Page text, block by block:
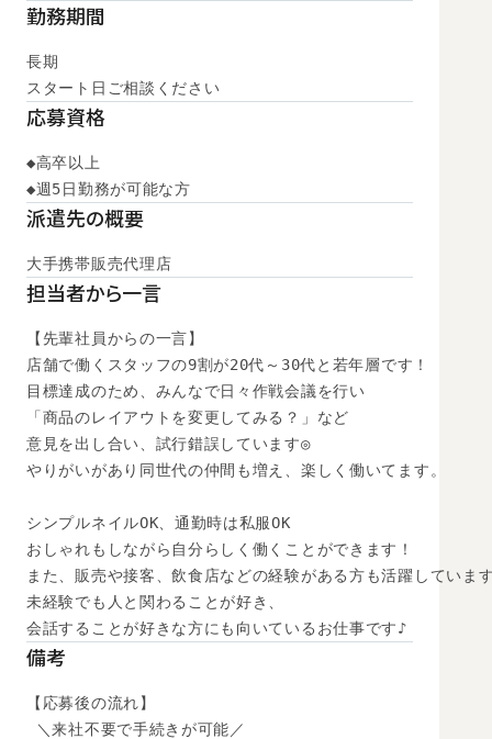
勤務期間
長期
スタート日ご相談ください
応募資格
◆高卒以上
◆週5日勤務が可能な方
派遣先の概要
大手携帯販売代理店
担当者から一言
【先輩社員からの一言】
店舗で働くスタッフの9割が20代～30代と若年層です！
目標達成のため、みんなで日々作戦会議を行い
「商品のレイアウトを変更してみる？」など
意見を出し合い、試行錯誤しています◎
やりがいがあり同世代の仲間も増え、楽しく働いてます。
シンプルネイルOK、通勤時は私服OK
おしゃれもしながら自分らしく働くことができます！
また、販売や接客、飲食店などの経験がある方も活躍していま
未経験でも人と関わることが好き、
会話することが好きな方にも向いているお仕事です♪
備考
【応募後の流れ】
＼来社不要で手続きが可能／